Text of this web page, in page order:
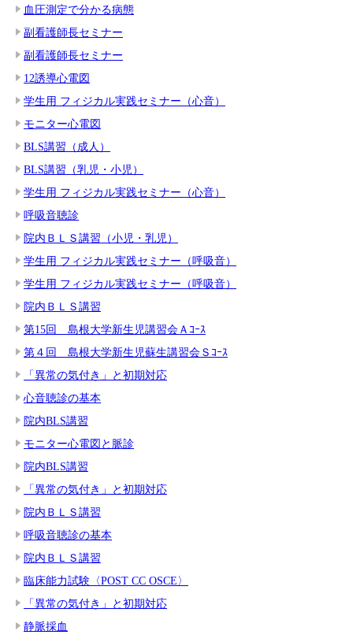
血圧測定で分かる病態
副看護師長セミナー
副看護師長セミナー
12誘導心電図
学生用 フィジカル実践セミナー（心音）
モニター心電図
BLS講習（成人）
BLS講習（乳児・小児）
学生用 フィジカル実践セミナー（心音）
呼吸音聴診
院内ＢＬＳ講習（小児・乳児）
学生用 フィジカル実践セミナー（呼吸音）
学生用 フィジカル実践セミナー（呼吸音）
院内ＢＬＳ講習
第15回 島根大学新生児講習会Ａｺｰｽ
第４回 島根大学新生児蘇生講習会Ｓｺｰｽ
「異常の気付き」と初期対応
心音聴診の基本
院内BLS講習
モニター心電図と脈診
院内BLS講習
「異常の気付き」と初期対応
院内ＢＬＳ講習
呼吸音聴診の基本
院内ＢＬＳ講習
臨床能力試験〈POST CC OSCE〉
「異常の気付き」と初期対応
静脈採血